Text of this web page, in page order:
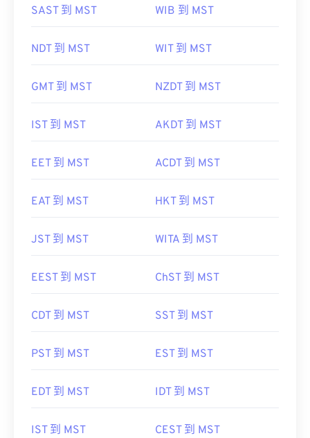
SAST 到 MST WIB 到 MST
NDT 到 MST WIT 到 MST
GMT 到 MST NZDT 到 MST
IST 到 MST AKDT 到 MST
EET 到 MST ACDT 到 MST
EAT 到 MST HKT 到 MST
JST 到 MST WITA 到 MST
EEST 到 MST ChST 到 MST
CDT 到 MST SST 到 MST
PST 到 MST EST 到 MST
EDT 到 MST IDT 到 MST
IST 到 MST CEST 到 MST